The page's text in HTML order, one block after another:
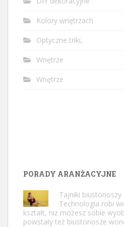
Kolory wnętrzach
Optyczne triki,
Wnętrze
Wnętrze
PORADY ARANŻACYJNE
Tajniki biustonoszy
Technologia robi
kształt, niż możesz sobie
powstały też biustonosze